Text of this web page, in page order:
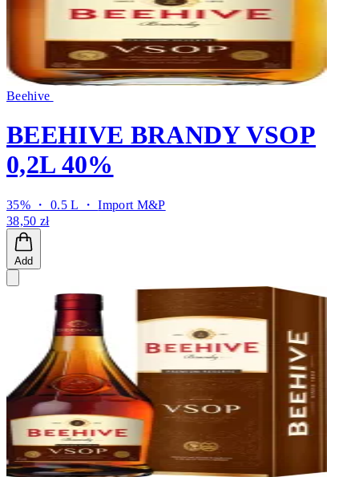
Beehive
BEEHIVE BRANDY VSOP
0,2L 40%
35% ・ 0.5 L ・Import M&P
38,50 zł
Add